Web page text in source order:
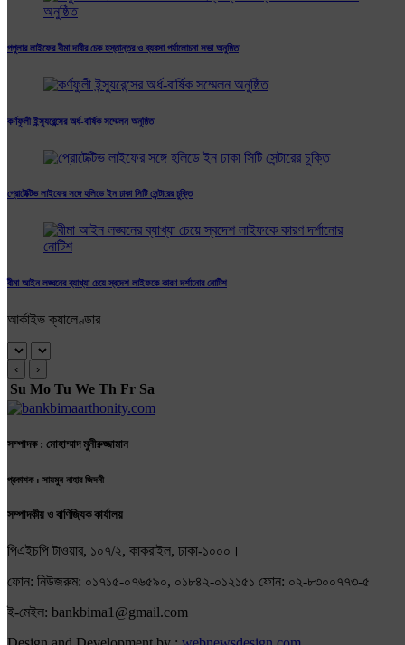
পপুলার লাইফের বীমা দাবীর চেক হস্তান্তর ও ব্যবসা পর্যালোচনা সভা অনুষ্ঠিত
কর্ণফুলী ইন্স্যুরেন্সের অর্ধ-বার্ষিক সম্মেলন অনুষ্ঠিত
প্রোটেক্টিভ লাইফের সঙ্গে হলিডে ইন ঢাকা সিটি সেন্টারের চুক্তি
বীমা আইন লঙ্ঘনের ব্যাখ্যা চেয়ে স্বদেশ লাইফকে কারণ দর্শানোর নোটিশ
আর্কাইভ ক্যালেণ্ডার
‹ ›
Su Mo Tu We Th Fr Sa
সম্পাদক : মোহাম্মাদ মুনীরুজ্জামান
প্রকাশক : সায়মুন নাহার জিদনী
সম্পাদকীয় ও বাণিজ্যিক কার্যালয়
পিএইচপি টাওয়ার, ১০৭/২, কাকরাইল, ঢাকা-১০০০।
ফোন: নিউজরুম: ০১৭১৫-০৭৬৫৯০, ০১৮৪২-০১২১৫১ ফোন: ০২-৮৩০০৭৭৩-৫
ই-মেইল: bankbima1@gmail.com